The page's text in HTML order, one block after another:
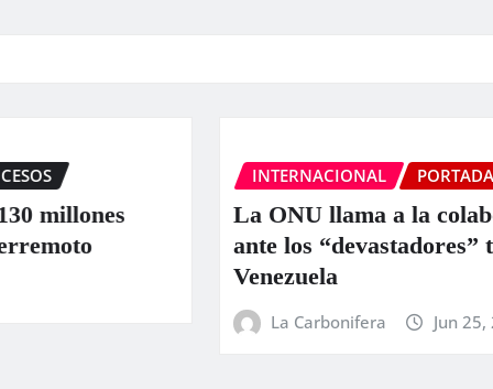
INTERNACIONAL PORTADA
La ONU llama a la colaboración
ante los “devastadores”
Venezuela
La Carbonifera Jun 25, 2026